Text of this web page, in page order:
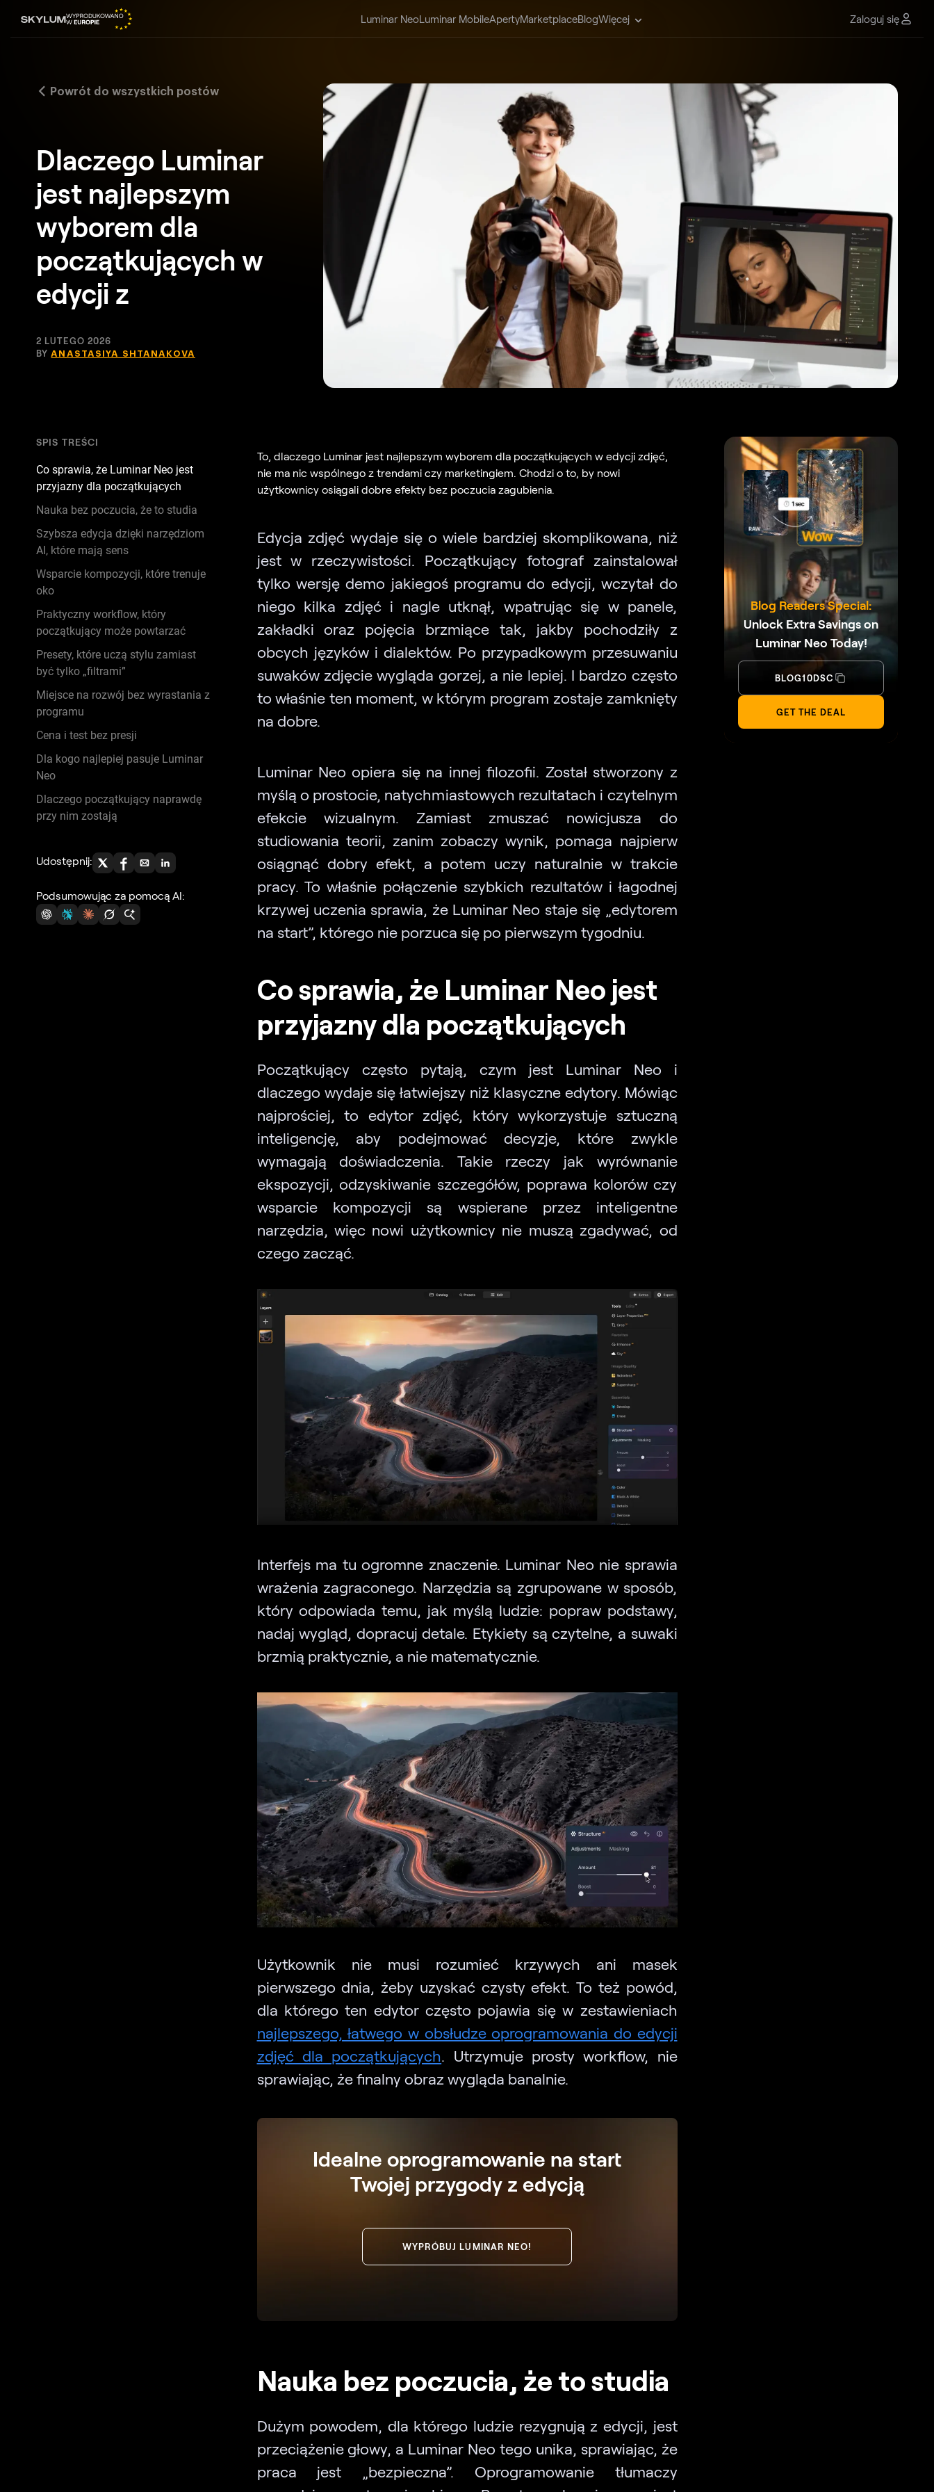
Luminar NeoLuminar MobileApertyMarketplaceBlogWięcej Zaloguj się
Powrót do wszystkich postów
Dlaczego Luminar
jest najlepszym
wyborem dla
początkujących w
edycji z
2 LUTEGO 2026
BYANASTASIYA SHTANAKOVA
SPIS TREŚCI
Co sprawia, że Luminar Neo jest
przyjazny dla początkujących
Nauka bez poczucia, że to studia
Szybsza edycja dzięki narzędziom
AI, które mają sens
Wsparcie kompozycji, które trenuje
oko
Praktyczny workflow, który
początkujący może powtarzać
Presety, które uczą stylu zamiast
być tylko „filtrami”
Miejsce na rozwój bez wyrastania z
programu
Cena i test bez presji
Dla kogo najlepiej pasuje Luminar
Neo
Dlaczego początkujący naprawdę
przy nim zostają
Udostępnij:
Podsumowując za pomocą AI:
To, dlaczego Luminar jest najlepszym wyborem dla początkujących w edycji zdjęć,
nie ma nic wspólnego z trendami czy marketingiem. Chodzi o to, by nowi
użytkownicy osiągali dobre efekty bez poczucia zagubienia.
Edycja zdjęć wydaje się o wiele bardziej skomplikowana, niż
jest w rzeczywistości. Początkujący fotograf zainstalował
tylko wersję demo jakiegoś programu do edycji, wczytał do
niego kilka zdjęć i nagle utknął, wpatrując się w panele,
zakładki oraz pojęcia brzmiące tak, jakby pochodziły z
obcych języków i dialektów. Po przypadkowym przesuwaniu
suwaków zdjęcie wygląda gorzej, a nie lepiej. I bardzo często
to właśnie ten moment, w którym program zostaje zamknięty
na dobre.
Luminar Neo opiera się na innej filozofii. Został stworzony z
myślą o prostocie, natychmiastowych rezultatach i czytelnym
efekcie wizualnym. Zamiast zmuszać nowicjusza do
studiowania teorii, zanim zobaczy wynik, pomaga najpierw
osiągnąć dobry efekt, a potem uczy naturalnie w trakcie
pracy. To właśnie połączenie szybkich rezultatów i łagodnej
krzywej uczenia sprawia, że Luminar Neo staje się „edytorem
na start”, którego nie porzuca się po pierwszym tygodniu.
Co sprawia, że Luminar Neo jest
przyjazny dla początkujących
Początkujący często pytają, czym jest Luminar Neo i
dlaczego wydaje się łatwiejszy niż klasyczne edytory. Mówiąc
najprościej, to edytor zdjęć, który wykorzystuje sztuczną
inteligencję, aby podejmować decyzje, które zwykle
wymagają doświadczenia. Takie rzeczy jak wyrównanie
ekspozycji, odzyskiwanie szczegółów, poprawa kolorów czy
wsparcie kompozycji są wspierane przez inteligentne
narzędzia, więc nowi użytkownicy nie muszą zgadywać, od
czego zacząć.
Interfejs ma tu ogromne znaczenie. Luminar Neo nie sprawia
wrażenia zagraconego. Narzędzia są zgrupowane w sposób,
który odpowiada temu, jak myślą ludzie: popraw podstawy,
nadaj wygląd, dopracuj detale. Etykiety są czytelne, a suwaki
brzmią praktycznie, a nie matematycznie.
Użytkownik nie musi rozumieć krzywych ani masek
pierwszego dnia, żeby uzyskać czysty efekt. To też powód,
dla którego ten edytor często pojawia się w zestawieniach
najlepszego, łatwego w obsłudze oprogramowania do edycji
zdjęć dla początkujących . Utrzymuje prosty workflow, nie
sprawiając, że finalny obraz wygląda banalnie.
Idealne oprogramowanie na start
Twojej przygody z edycją
WYPRÓBUJ LUMINAR NEO!
Nauka bez poczucia, że to studia
Dużym powodem, dla którego ludzie rezygnują z edycji, jest
przeciążenie głowy, a Luminar Neo tego unika, sprawiając, że
praca jest „bezpieczna”. Oprogramowanie tłumaczy
Blog Readers Special:
Unlock Extra Savings on
Luminar Neo Today!
BLOG10DSC
GET THE DEAL